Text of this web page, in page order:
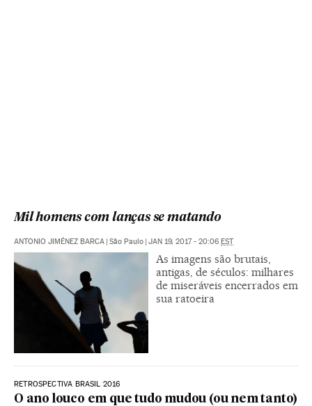
Mil homens com lanças se matando
ANTONIO JIMÉNEZ BARCA | São Paulo | JAN 19, 2017 - 20:06 EST
As imagens são brutais,
antigas, de séculos: milhares
de miseráveis encerrados em
sua ratoeira
RETROSPECTIVA BRASIL 2016
O ano louco em que tudo mudou (ou nem tanto)